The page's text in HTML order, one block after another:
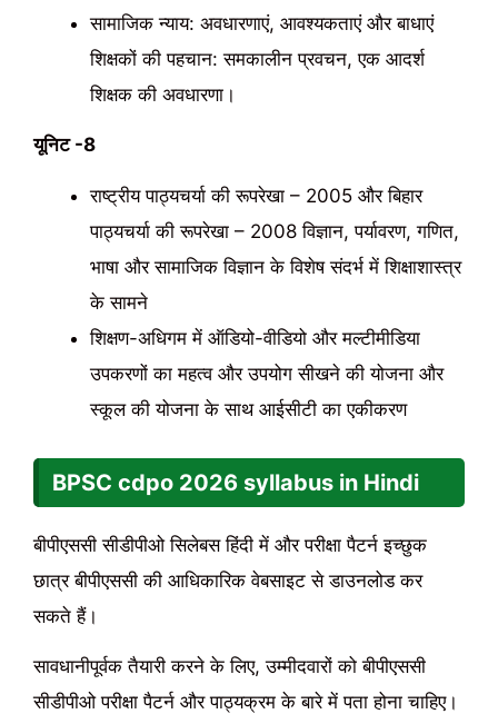
सामाजिक न्याय: अवधारणाएं, आवश्यकताएं और बाधाएं
शिक्षकों की पहचान: समकालीन प्रवचन, एक आदर्श
शिक्षक की अवधारणा।
यूनिट -8
राष्ट्रीय पाठ्यचर्या की रूपरेखा – 2005 और बिहार
पाठ्यचर्या की रूपरेखा – 2008 विज्ञान, पर्यावरण, गणित,
भाषा और सामाजिक विज्ञान के विशेष संदर्भ में शिक्षाशास्त्र
के सामने
शिक्षण-अधिगम में ऑडियो-वीडियो और मल्टीमीडिया
उपकरणों का महत्व और उपयोग सीखने की योजना और
स्कूल की योजना के साथ आईसीटी का एकीकरण
BPSC cdpo 2026 syllabus in Hindi
बीपीएससी सीडीपीओ सिलेबस हिंदी में और परीक्षा पैटर्न इच्छुक
छात्र बीपीएससी की आधिकारिक वेबसाइट से डाउनलोड कर
सकते हैं।
सावधानीपूर्वक तैयारी करने के लिए, उम्मीदवारों को बीपीएससी
सीडीपीओ परीक्षा पैटर्न और पाठ्यक्रम के बारे में पता होना चाहिए।